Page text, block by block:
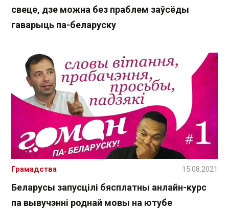
свеце, дзе можна без праблем заўсёды
гаварыць па-беларуску
Беларусы запусцілі бясплатны анлайн-курс
па вывучэнні роднай мовы на ютубе
Грамадства 15.08.2021